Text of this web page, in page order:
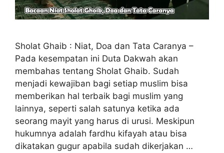
Sholat Ghaib : Niat, Doa dan Tata Caranya –
Pada kesempatan ini Duta Dakwah akan
membahas tentang Sholat Ghaib. Sudah
menjadi kewajiban bagi setiap muslim bisa
memberikan hal terbaik bagi muslim yang
lainnya, seperti salah satunya ketika ada
seorang mayit yang harus di urusi. Meskipun
hukumnya adalah fardhu kifayah atau bisa
dikatakan gugur apabila sudah dikerjakan …